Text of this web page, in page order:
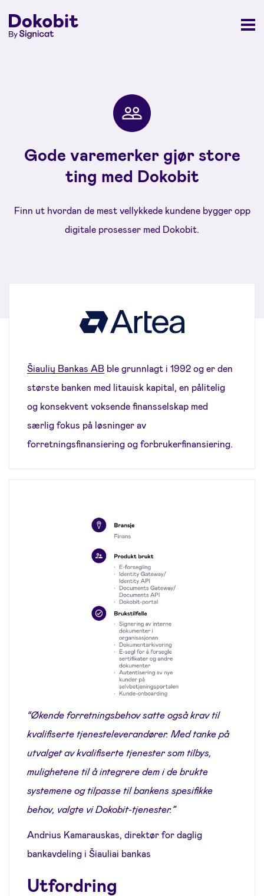
Gode varemerker gjør store
ting med Dokobit
Finn ut hvordan de mest vellykkede kundene bygger opp
digitale prosesser med Dokobit.
Šiaulių Bankas AB ble grunnlagt i 1992 og er den
største banken med litauisk kapital, en pålitelig
og konsekvent voksende finansselskap med
særlig fokus på løsninger av
forretningsfinansiering og forbrukerfinansiering.
“Økende forretningsbehov satte også krav til
kvalifiserte tjenesteleverandører. Med tanke på
utvalget av kvalifiserte tjenester som tilbys,
mulighetene til å integrere dem i de brukte
systemene og tilpasse til bankens spesifikke
behov, valgte vi Dokobit-tjenester.”
Andrius Kamarauskas, direktør for daglig
bankavdeling i Šiauliai bankas
Utfordring